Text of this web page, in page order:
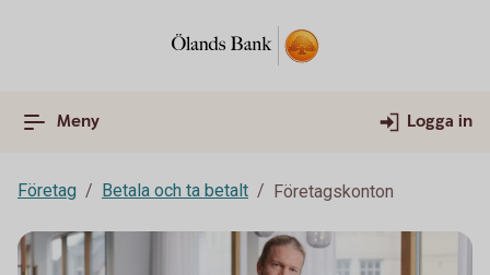
Meny Logga in
Företag Betala och ta betalt Företagskonton